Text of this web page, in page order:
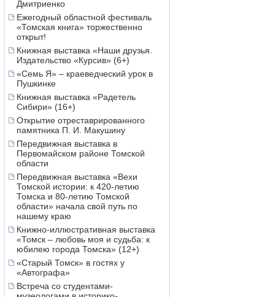
Дмитриенко
Ежегодный областной фестиваль
«Томская книга» торжественно
открыт!
Книжная выставка «Наши друзья.
Издательство «Курсив» (6+)
«Семь Я» – краеведческий урок в
Пушкинке
Книжная выставка «Радетель
Сибири» (16+)
Открытие отреставрированного
памятника П. И. Макушину
Передвижная выставка в
Первомайском районе Томской
области
Передвижная выставка «Вехи
Томской истории: к 420-летию
Томска и 80-летию Томской
области» начала свой путь по
нашему краю
Книжно-иллюстративная выставка
«Томск – любовь моя и судьба: к
юбилею города Томска» (12+)
«Старый Томск» в гостях у
«Автографа»
Встреча со студентами-